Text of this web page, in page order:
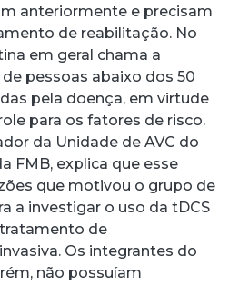
anteriormente e precisam
de reabilitação. No
em geral chama a
pessoas abaixo dos 50
pela doença, em virtude
para os fatores de risco.
da Unidade de AVC do
FMB, explica que esse
que motivou o grupo de
a investigar o uso da tDCS
de
Os integrantes do
não possuíam